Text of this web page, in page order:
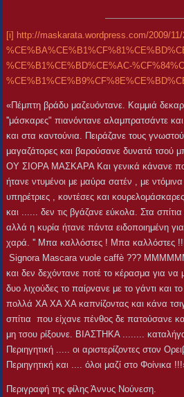
[i] http://maskarata.wordpress.com/2009/
%CE%B1%CE%BD%CE%AC-
«Πέμπτη βράδυ μαζευόντανε. Καμμιά
''μάσκαρες" πιανόντανε αλαμπρατσάντε
και στα καντούνια. Πειράζανε τους
μαγαζάτορες και βαρούσανε δυνατά τσού
ΟΥ ΣΙΟΡΑ ΜΑΣΚΑΡΑ Και γενικά κάνανε
ήτανε ντυμένοι με μαύρα σατέν , με
υπηρέτριες , κοντέσες και
και ...... δεν τις βγάζανε εύκολα. Στα σπίτια
αλλά η κυρία ήτανε πάντα ειδοποιημένη για
χαρά. '' Μπα καλλόστες ! Μπα καλλόστες
Signora Mascara vuole caffè ???
και δεν δεχόντανε ποτέ το κέρασμα για
δυο λιχούδες το παίρνανε με το γάντι και
πολλά ΧΑ ΧΑ ΧΑ καπνίζοντας και κάνα
σπίτια που είχανε πένθος δε πατούσανε
μη τσου ρίξουνε. ΒΙΑΣΤΗΚΑ ........
Περιηγητική ..... οι αριστερίζοντες στον
Περιηγητική και .... όλοι μαζί στο Φοίνικα
Περιγραφή της φίλης Άννυς Νούνεση.